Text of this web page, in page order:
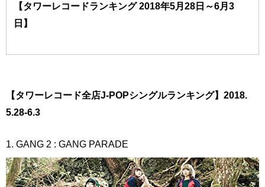
【タワーレコードランキング 2018年5月28日～6月3
日】
【タワーレコード全店J-POPシングルランキング】2018.
5.28-6.3
1. GANG 2 : GANG PARADE